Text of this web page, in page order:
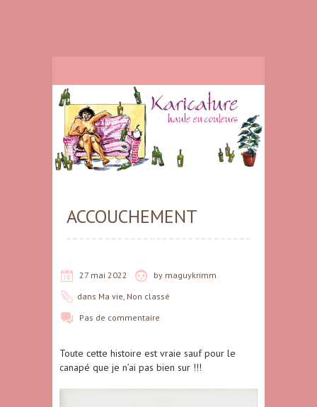
ACCOUCHEMENT
27 mai 2022 by maguykrimm
dans Ma vie Non classé
Pas de commentaire
Toute cette histoire est vraie sauf pour le
canapé que je n’ai pas bien sur !!!